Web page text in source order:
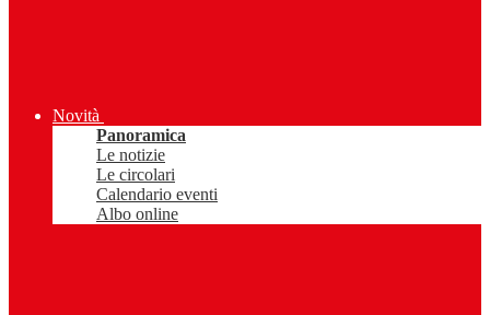
Novità
Panoramica
Le notizie
Le circolari
Calendario eventi
Albo online